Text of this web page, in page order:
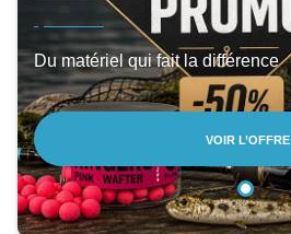
Du matériel qui fait la différence
VOIR L’OFFRE